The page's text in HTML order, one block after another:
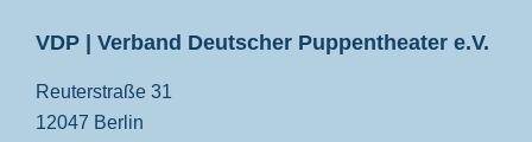
VDP | Verband Deutscher Puppentheater e.V.
Reuterstraße 31
12047 Berlin